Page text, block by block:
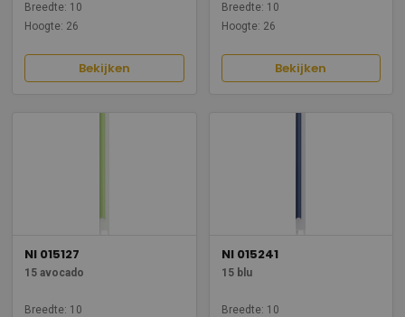
Breedte: 10
Hoogte: 26
Bekijken
Breedte: 10
Hoogte: 26
Bekijken
NI 015127
15 avocado
Breedte: 10
NI 015241
15 blu
Breedte: 10